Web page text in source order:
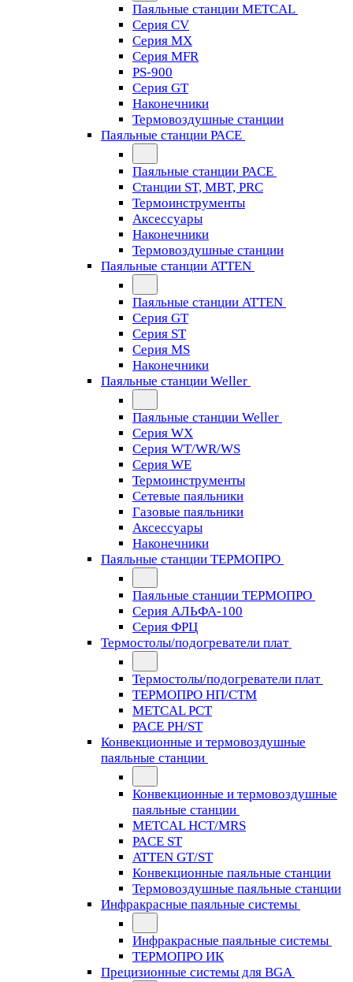
Паяльные станции METCAL
Серия CV
Серия MX
Серия MFR
PS-900
Серия GT
Наконечники
Термовоздушные станции
Паяльные станции PACE
Паяльные станции PACE
Станции ST, MBT, PRC
Термоинструменты
Аксессуары
Наконечники
Термовоздушные станции
Паяльные станции ATTEN
Паяльные станции ATTEN
Серия GT
Серия ST
Серия MS
Наконечники
Паяльные станции Weller
Паяльные станции Weller
Серия WX
Серия WT/WR/WS
Серия WE
Термоинструменты
Сетевые паяльники
Газовые паяльники
Аксессуары
Наконечники
Паяльные станции ТЕРМОПРО
Паяльные станции ТЕРМОПРО
Серия АЛЬФА-100
Серия ФРЦ
Термостолы/подогреватели плат
Термостолы/подогреватели плат
ТЕРМОПРО НП/СТМ
METCAL PCT
PACE PH/ST
Конвекционные и термовоздушные
паяльные станции
Конвекционные и термовоздушные
паяльные станции
METCAL HCT/MRS
PACE ST
ATTEN GT/ST
Конвекционные паяльные станции
Термовоздушные паяльные станции
Инфракрасные паяльные системы
Инфракрасные паяльные системы
ТЕРМОПРО ИК
Прецизионные системы для BGA